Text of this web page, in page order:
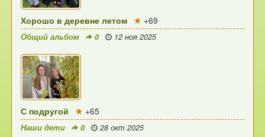
Хорошо в деревне летом +69
Общий альбом 0 12 ноя 2025
С подругой +65
Наши дети 0 28 окт 2025